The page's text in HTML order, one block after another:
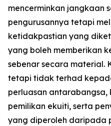
mencerminkan jangkaan
pengurusannya tetapi
ketidakpastian yang
yang boleh memberikan
sebenar secara material.
tetapi tidak terhad
perluasan
pemilikan ekuiti, serta
yang diperoleh daripada